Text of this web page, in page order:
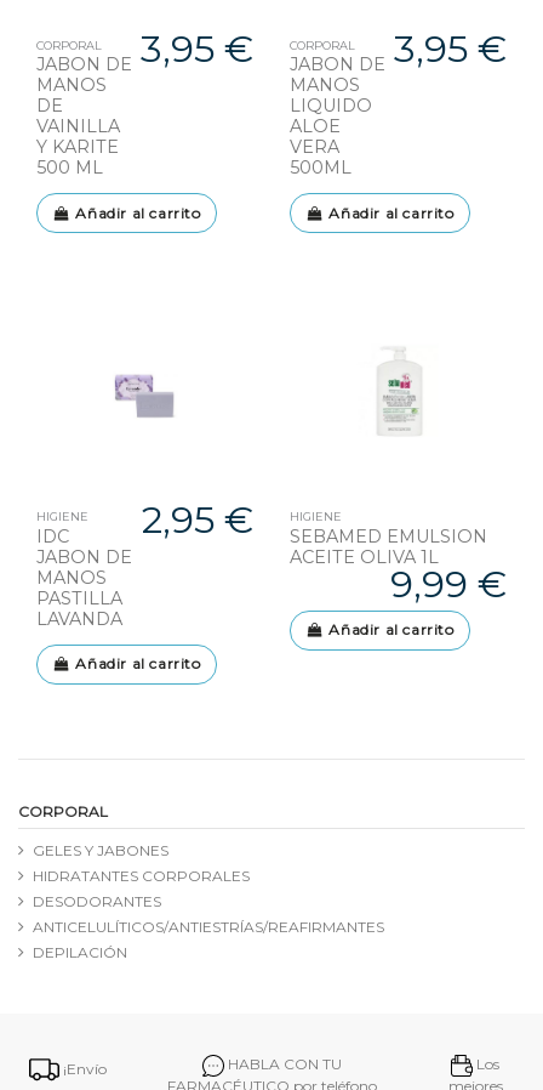
CORPORAL
JABON DE
MANOS
DE
VAINILLA
Y KARITE
500 ML
3,95 €
Añadir al carrito
CORPORAL
JABON DE
MANOS
LIQUIDO
ALOE
VERA
500ML
3,95 €
Añadir al carrito
HIGIENE
IDC
JABON DE
MANOS
PASTILLA
LAVANDA
2,95 €
Añadir al carrito
HIGIENE
SEBAMED EMULSION
ACEITE OLIVA 1L
9,99 €
Añadir al carrito
CORPORAL
GELES Y JABONES
HIDRATANTES CORPORALES
DESODORANTES
ANTICELULÍTICOS/ANTIESTRÍAS/REAFIRMANTES
DEPILACIÓN
¡Envío
HABLA CON TU
FARMACÉUTICO por teléfono
Los
mejores